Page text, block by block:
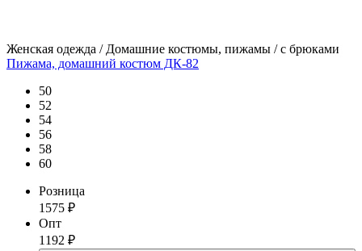
Женская одежда / Домашние костюмы, пижамы / с брюками
Пижама, домашний костюм ДК-82
50
52
54
56
58
60
Розница
1575 ₽
Опт
1192 ₽